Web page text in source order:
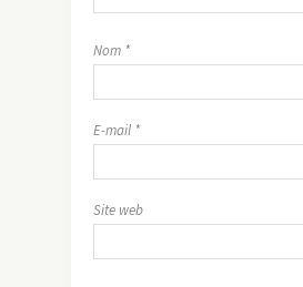
Nom *
E-mail *
Site web